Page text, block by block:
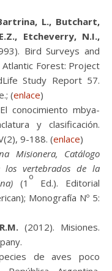
L., Butchart,
Etcheverry, N.I.,
Bird Surveys and
Forest: Project
Study Report 57.
(enlace)
conocimiento mbya-
y clasificación.
9-188. (enlace)
Misionera, Catálogo
los vertebrados de la
(1
o
Ed.). Editorial
Monografía Nº 5:
(2012). Misiones.
de aves poco